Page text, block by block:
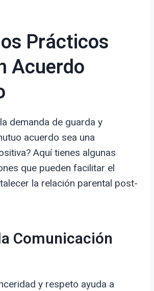
Prácticos
Acuerdo
demanda de guarda y
acuerdo sea una
Aquí tienes algunas
que pueden facilitar el
la relación parental post-
Comunicación
y respeto ayuda a